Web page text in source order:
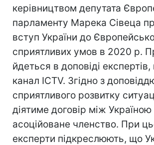
керівництвом депутата
парламенту Марека Сівеца
вступ України до
сприятливих умов в 2020 р.
йдеться в доповіді
канал ICTV. Згідно з
сприятливого розвитку
діятиме договір між
асоційоване членство. При
експерти підкреслюють, що